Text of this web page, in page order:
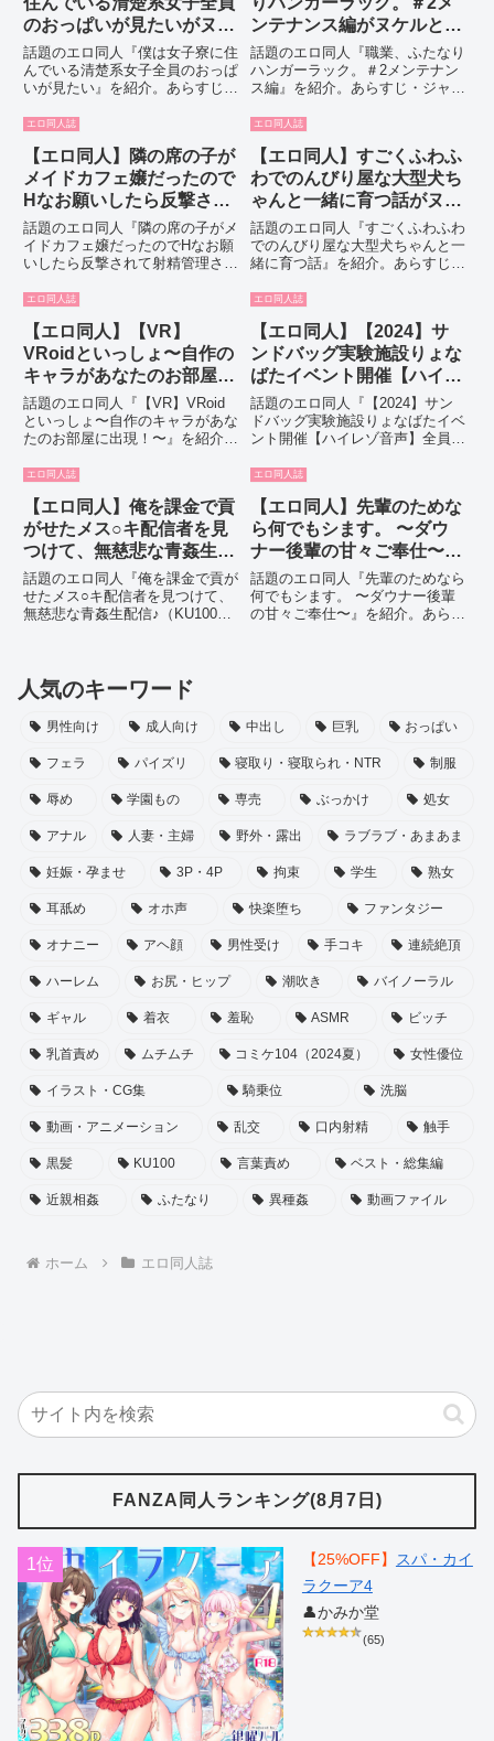
のおっぱいが見たいがヌケ
ルと話題｜内容まとめ
話題のエロ同人『僕は女子寮に住
んでいる清楚系女子全員のおっぱ
いが見たい』を紹介。あらすじ・
説します。
ンテナンス編がヌケルと話
題｜内容まとめ
話題のエロ同人『職業、ふたなり
ハンガーラック。＃2メンテナン
ス編』を紹介。あらすじ・ジャン
す。
エロ同人誌
【エロ同人】隣の席の子が
メイドカフェ嬢だったので
Hなお願いしたら反撃され
て射精管理された話がヌケ
ルと話題｜内容まとめ
話題のエロ同人『隣の席の子がメ
イドカフェ嬢だったのでHなお願
いしたら反撃されて射精管理され
ル・見どころをまとめて解説しま
エロ同人誌
【エロ同人】すごくふわふ
わでのんびり屋な大型犬ち
ゃんと一緒に育つ話がヌケ
ルと話題｜内容まとめ
話題のエロ同人『すごくふわふわ
でのんびり屋な大型犬ちゃんと一
緒に育つ話』を紹介。あらすじ・
説します。
エロ同人誌
【エロ同人】【VR】
VRoidといっしょ〜自作の
キャラがあなたのお部屋に
出現！〜がヌケルと話題｜
内容まとめ
話題のエロ同人『【VR】VRoid
といっしょ〜自作のキャラがあな
たのお部屋に出現！〜』を紹介。
まとめて解説します。
エロ同人誌
【エロ同人】【2024】サ
ンドバッグ実験施設りょな
ばたイベント開催【ハイレ
ゾ音声】全員版ボーナスト
ラック付がヌケルと話題｜
内容まとめ
話題のエロ同人『【2024】サン
ドバッグ実験施設りょなばたイベ
ント開催【ハイレゾ音声】全員版
らすじ・ジャンル・見どころをま
エロ同人誌
【エロ同人】俺を課金で貢
がせたメス○キ配信者を見
つけて、無慈悲な青姦生配
信♪（KU100マイク収録作
品）がヌケルと話題｜内容
まとめ
話題のエロ同人『俺を課金で貢が
せたメス○キ配信者を見つけて、
無慈悲な青姦生配信♪（KU100マ
エロ同人誌
【エロ同人】先輩のためな
ら何でもシます。 〜ダウ
ナー後輩の甘々ご奉仕〜が
ヌケルと話題｜内容まとめ
話題のエロ同人『先輩のためなら
何でもシます。 〜ダウナー後輩
の甘々ご奉仕〜』を紹介。あらす
人気のキーワード
男性向け 成人向け 中出し 巨乳 おっぱい
フェラ パイズリ 寝取り・寝取られ・NTR 制服
辱め 学園もの 専売 ぶっかけ 処女
アナル 人妻・主婦 野外・露出 ラブラブ・あまあま
妊娠・孕ませ 3P・4P 拘束 学生 熟女
耳舐め オホ声 快楽堕ち ファンタジー
オナニー アヘ顔 男性受け 手コキ 連続絶頂
ハーレム お尻・ヒップ 潮吹き バイノーラル
ギャル 着衣 羞恥 ASMR ビッチ
乳首責め ムチムチ コミケ104（2024夏） 女性優位
イラスト・CG集 騎乗位 洗脳
動画・アニメーション 乱交 口内射精 触手
黒髪 KU100 言葉責め ベスト・総集編
近親相姦 ふたなり 異種姦 動画ファイル
ホーム エロ同人誌
FANZA同人ランキング(8月7日)
1位 【25%OFF】
スパ・カイ
ラクーア4
👤かみか堂
(65)